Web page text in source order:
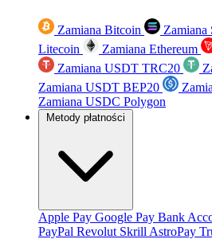
Zamiana Bitcoin Zamiana
Litecoin
Zamiana Ethereum
Zamiana USDT TRC20
Zamiana USDT BEP20
Zamiana USDC Polygon
Metody płatności
Apple Pay Google Pay Bank
PayPal Revolut Skrill AstroPay